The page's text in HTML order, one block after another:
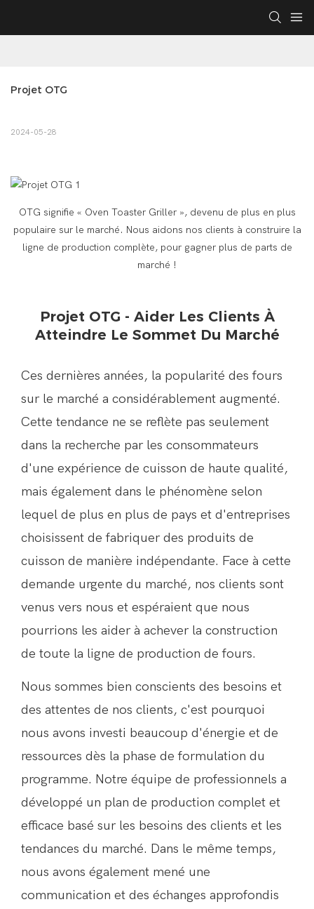
Projet OTG
2024-05-28
OTG signifie « Oven Toaster Griller », devenu de plus en plus
populaire sur le marché. Nous aidons nos clients à construire la
ligne de production complète, pour gagner plus de parts de
marché !
Projet OTG - Aider Les Clients À
Atteindre Le Sommet Du Marché
Ces dernières années, la popularité des fours
sur le marché a considérablement augmenté.
Cette tendance ne se reflète pas seulement
dans la recherche par les consommateurs
d'une expérience de cuisson de haute qualité,
mais également dans le phénomène selon
lequel de plus en plus de pays et d'entreprises
choisissent de fabriquer des produits de
cuisson de manière indépendante. Face à cette
demande urgente du marché, nos clients sont
venus vers nous et espéraient que nous
pourrions les aider à achever la construction
de toute la ligne de production de fours.
Nous sommes bien conscients des besoins et
des attentes de nos clients, c'est pourquoi
nous avons investi beaucoup d'énergie et de
ressources dès la phase de formulation du
programme. Notre équipe de professionnels a
développé un plan de production complet et
efficace basé sur les besoins des clients et les
tendances du marché. Dans le même temps,
nous avons également mené une
communication et des échanges approfondis